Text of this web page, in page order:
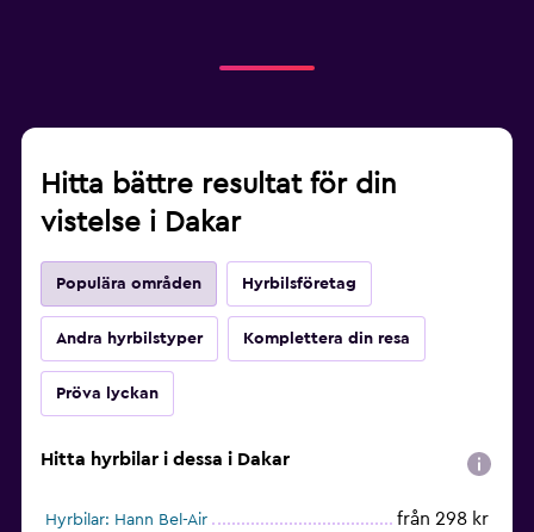
Hitta bättre resultat för din
vistelse i Dakar
Populära områden Hyrbilsföretag
Andra hyrbilstyper Komplettera din resa
Pröva lyckan
Hitta hyrbilar i dessa i Dakar
Hyrbilar: Hann Bel-Air från 298 kr